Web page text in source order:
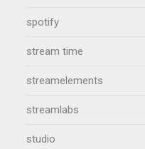
spotify
stream time
streamelements
streamlabs
studio